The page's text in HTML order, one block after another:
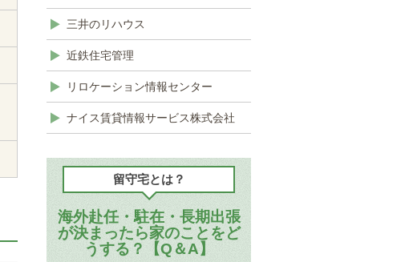
三井のリハウス
近鉄住宅管理
リロケーション情報センター
ナイス賃貸情報サービス株式会社
留守宅とは？
海外赴任・駐在・長期出張
が決まったら家のことをど
うする？【Q＆A】